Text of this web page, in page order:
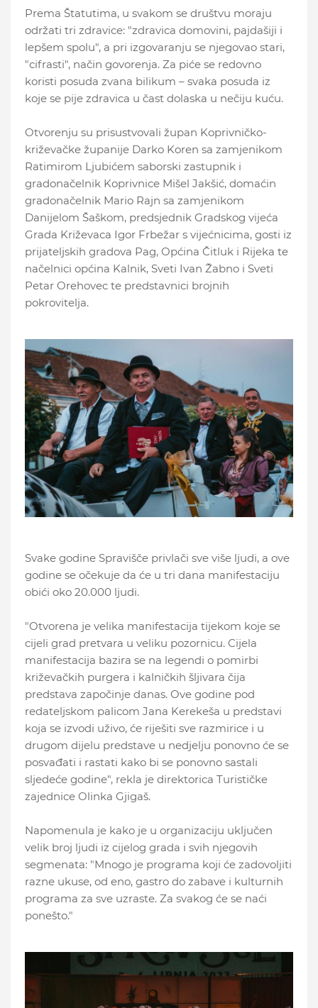
Prema Štatutima, u svakom se društvu moraju
održati tri zdravice: "zdravica domovini, pajdašiji i
lepšem spolu", a pri izgovaranju se njegovao stari,
"cifrasti", način govorenja. Za piće se redovno
koristi posuda zvana bilikum – svaka posuda iz
koje se pije zdravica u čast dolaska u nečiju kuću.
Otvorenju su prisustvovali župan Koprivničko-
križevačke županije Darko Koren sa zamjenikom
Ratimirom Ljubićem saborski zastupnik i
gradonačelnik Koprivnice Mišel Jakšić, domaćin
gradonačelnik Mario Rajn sa zamjenikom
Danijelom Šaškom, predsjednik Gradskog vijeća
Grada Križevaca Igor Frbežar s vijećnicima, gosti iz
prijateljskih gradova Pag, Općina Čitluk i Rijeka te
načelnici općina Kalnik, Sveti Ivan Žabno i Sveti
Petar Orehovec te predstavnici brojnih
pokrovitelja.
Svake godine Spravišče privlači sve više ljudi, a ove
godine se očekuje da će u tri dana manifestaciju
obići oko 20.000 ljudi.
"Otvorena je velika manifestacija tijekom koje se
cijeli grad pretvara u veliku pozornicu. Cijela
manifestacija bazira se na legendi o pomirbi
križevačkih purgera i kalničkih šljivara čija
predstava započinje danas. Ove godine pod
redateljskom palicom Jana Kerekeša u predstavi
koja se izvodi uživo, će riješiti sve razmirice i u
drugom dijelu predstave u nedjelju ponovno će se
posvađati i rastati kako bi se ponovno sastali
sljedeće godine", rekla je direktorica Turističke
zajednice Olinka Gjigaš.
Napomenula je kako je u organizaciju uključen
velik broj ljudi iz cijelog grada i svih njegovih
segmenata: "Mnogo je programa koji će zadovoljiti
razne ukuse, od eno, gastro do zabave i kulturnih
programa za sve uzraste. Za svakog će se naći
ponešto."